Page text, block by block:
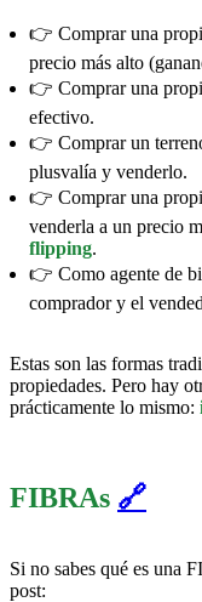
👉 Comprar una
precio más alto
👉 Comprar una
efectivo.
👉 Comprar un
plusvalía y venderlo.
👉 Comprar una
venderla a un precio
flipping.
👉 Como agente de
comprador y el
Estas son las formas
propiedades. Pero hay
prácticamente lo mismo:
FIBRAs 🔗
Si no sabes qué es una
post: